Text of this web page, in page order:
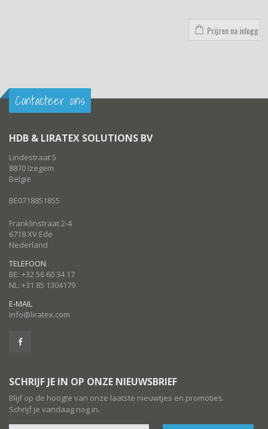
Prijzen na inloggen
Contacteer ons
HDB & LIRATEX SOLUTIONS BV
Lindestraat 5
8870 Izegem
België
BE0718851855
Franklinstraat 2-4
6718 XV Ede
Nederland
TELEFOON
BE: +32 56 60 34 17
NL: +31 85 1304179
E-MAIL
info@liratex.com
SCHRIJF JE IN OP ONZE NIEUWSBRIEF
Blijf op de hoogte van onze laatste nieuwtjes en promoties.
Schrijf je vandaag nog in.